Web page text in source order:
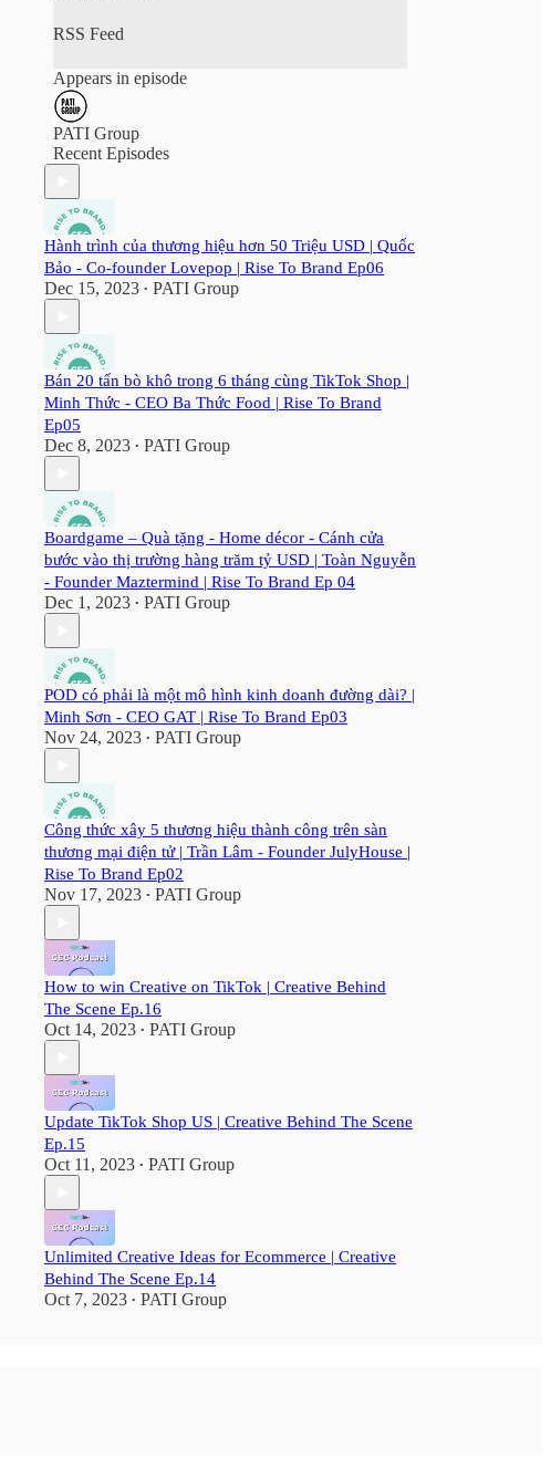
https://www.tiktok.com/@globalecommercecomm
▶︎ YouTube:
https://www.youtube.com/@gecglobale-
commercecommunity
RSS Feed
Appears in episode
PATI Group
Recent Episodes
Hành trình của thương hiệu hơn 50 Triệu USD | Quốc
Bảo - Co-founder Lovepop | Rise To Brand Ep06
Dec 15, 2023 • PATI Group
Bán 20 tấn bò khô trong 6 tháng cùng TikTok Shop |
Minh Thức - CEO Ba Thức Food | Rise To Brand
Ep05
Dec 8, 2023 • PATI Group
Boardgame – Quà tặng - Home décor - Cánh cửa
bước vào thị trường hàng trăm tỷ USD | Toàn Nguyễn
- Founder Maztermind | Rise To Brand Ep 04
Dec 1, 2023 • PATI Group
POD có phải là một mô hình kinh doanh đường dài? |
Minh Sơn - CEO GAT | Rise To Brand Ep03
Nov 24, 2023 • PATI Group
Công thức xây 5 thương hiệu thành công trên sàn
thương mại điện tử | Trần Lâm - Founder JulyHouse |
Rise To Brand Ep02
Nov 17, 2023 • PATI Group
How to win Creative on TikTok | Creative Behind
The Scene Ep.16
Oct 14, 2023 • PATI Group
Update TikTok Shop US | Creative Behind The Scene
Ep.15
Oct 11, 2023 • PATI Group
Unlimited Creative Ideas for Ecommerce | Creative
Behind The Scene Ep.14
Oct 7, 2023 • PATI Group